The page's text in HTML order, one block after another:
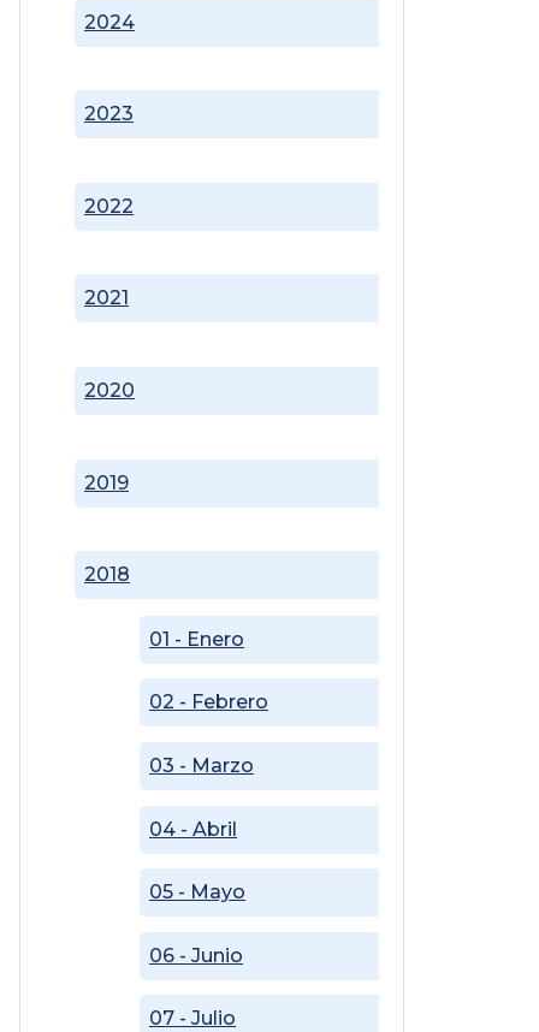
2018
01 - Enero
02 - Febrero
03 - Marzo
04 - Abril
05 - Mayo
06 - Junio
07 - Julio
2019
2020
2021
2022
2023
2024